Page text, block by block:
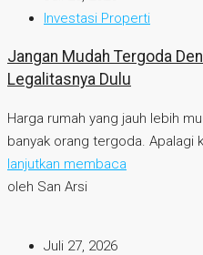
Investasi Properti
Jangan Mudah Tergoda
Legalitasnya Dulu
Harga rumah yang jauh lebih
banyak orang tergoda. Apalagi
lanjutkan membaca
oleh San Arsi
Juli 27, 2026